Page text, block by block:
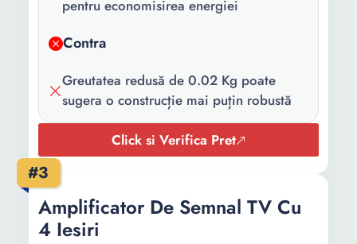
pentru economisirea energiei
Contra
Greutatea redusă de 0.02 Kg poate
sugera o construcție mai puțin robustă
Click si Verifica Pret
#3
Amplificator De Semnal TV Cu
4 Iesiri